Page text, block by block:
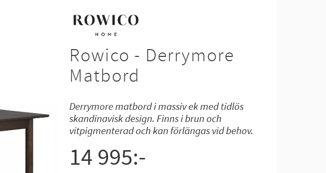
Rowico - Derrymore
Matbord
Derrymore matbord i massiv ek med tidlös
skandinavisk design. Finns i brun och
vitpigmenterad och kan förlängas vid behov.
14 995:-